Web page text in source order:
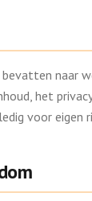
naar
het
voor eigen